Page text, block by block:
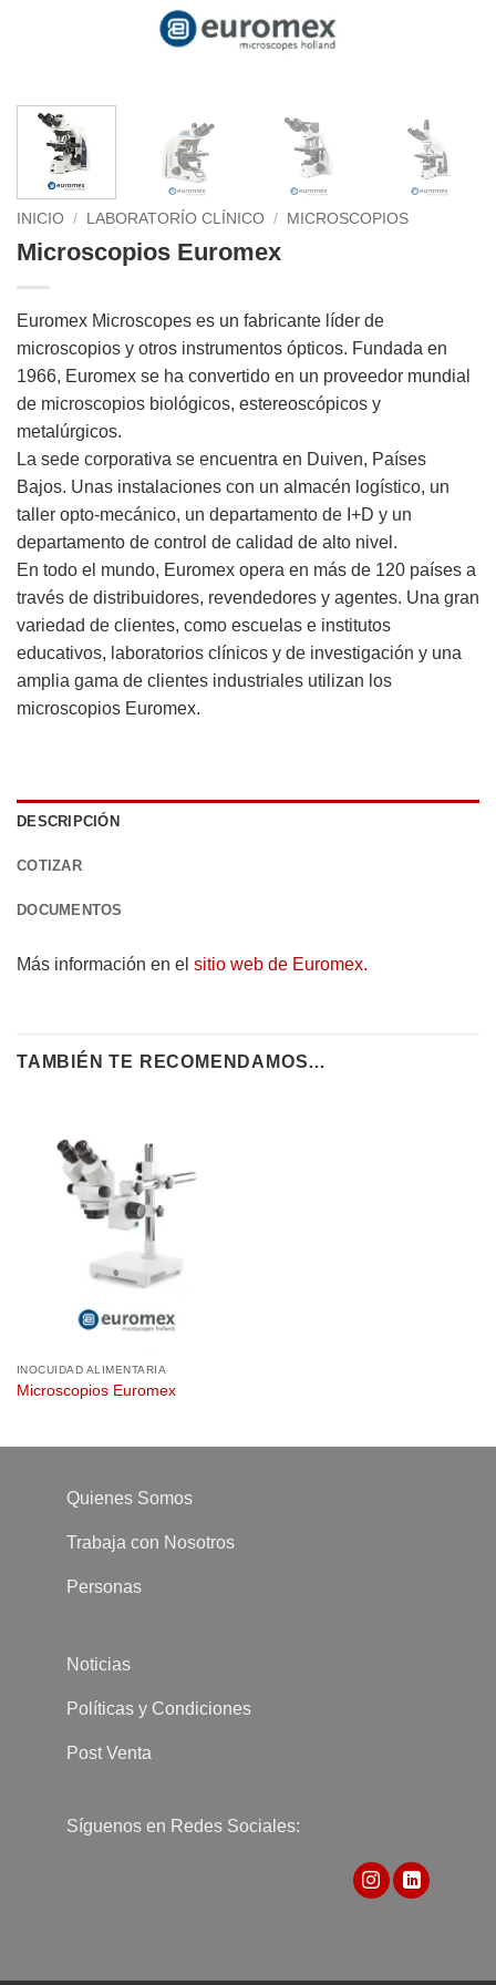
INICIO / LABORATORÍO CLÍNICO / MICROSCOPIOS
Microscopios Euromex
Euromex Microscopes es un fabricante líder de
microscopios y otros instrumentos ópticos. Fundada en
1966, Euromex se ha convertido en un proveedor mundial
de microscopios biológicos, estereoscópicos y
metalúrgicos.
La sede corporativa se encuentra en Duiven, Países
Bajos. Unas instalaciones con un almacén logístico, un
taller opto-mecánico, un departamento de I+D y un
departamento de control de calidad de alto nivel.
En todo el mundo, Euromex opera en más de 120 países a
través de distribuidores, revendedores y agentes. Una gran
variedad de clientes, como escuelas e institutos
educativos, laboratorios clínicos y de investigación y una
amplia gama de clientes industriales utilizan los
microscopios Euromex.
DESCRIPCIÓN
COTIZAR
DOCUMENTOS
Más información en el sitio web de Euromex.
TAMBIÉN TE RECOMENDAMOS…
INOCUIDAD ALIMENTARIA
Microscopios Euromex
Quienes Somos
Trabaja con Nosotros
Personas
Noticias
Políticas y Condiciones
Post Venta
Síguenos en Redes Sociales: